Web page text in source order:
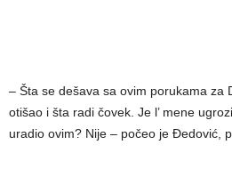
– Šta se dešava sa ovim porukama za
otišao i šta radi čovek. Je l’ mene
uradio ovim? Nije – počeo je Đedović,